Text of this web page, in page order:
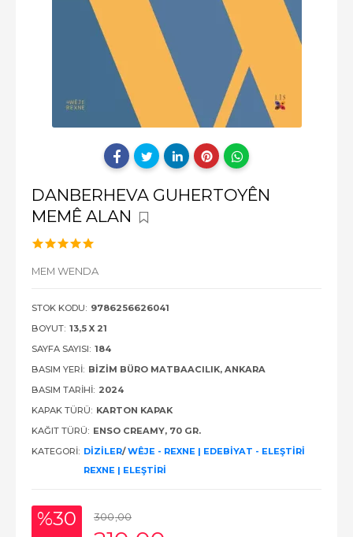
DANBERHEVA GUHERTOYÊN
MEMÊ ALAN
MEM WENDA
STOK KODU: 9786256626041
BOYUT: 13,5 X 21
SAYFA SAYISI: 184
BASIM YERI: BIZIM BÜRO MATBAACILIK, ANKARA
BASIM TARIHI: 2024
KAPAK TÜRÜ: KARTON KAPAK
KAĞIT TÜRÜ: ENSO CREAMY, 70 GR.
KATEGORI: DİZİLER/WÊJE - REXNE | EDEBİYAT - ELEŞTİRİ
REXNE | ELEŞTİRİ
%30 300,00